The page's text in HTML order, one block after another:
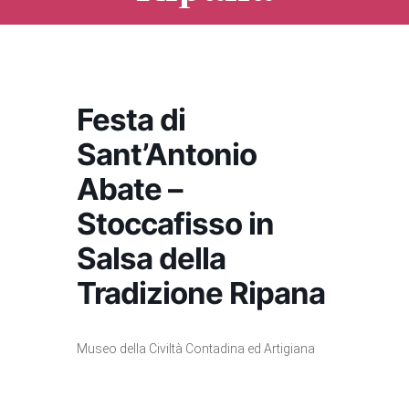
Festa di
Sant’Antonio
Abate –
Stoccafisso in
Salsa della
Tradizione Ripana
Museo della Civiltà Contadina ed Artigiana